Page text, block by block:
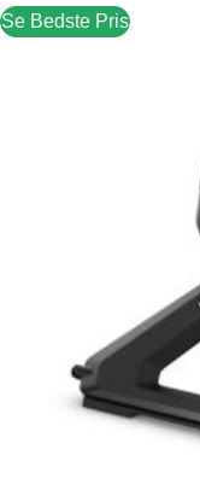
Se Bedste Pris